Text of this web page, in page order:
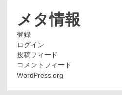
メタ情報
登録
ログイン
投稿フィード
コメントフィード
WordPress.org